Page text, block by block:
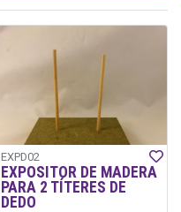
EXPD02
EXPOSITOR DE MADERA
PARA 2 TÍTERES DE
DEDO